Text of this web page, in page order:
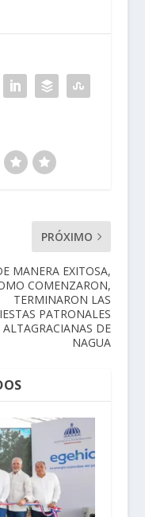
PRÓXIMO
MANERA EXITOSA,
COMENZARON,
TERMINARON LAS
PATRONALES
ALTAGRACIANAS DE
NAGUA